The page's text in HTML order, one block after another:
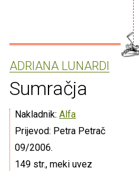
ADRIANA LUNARDI
Sumračja
Nakladnik: Alfa
Prijevod: Petra Petrač
09/2006.
149 str., meki uvez